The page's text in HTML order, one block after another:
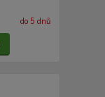
do 5 dnů